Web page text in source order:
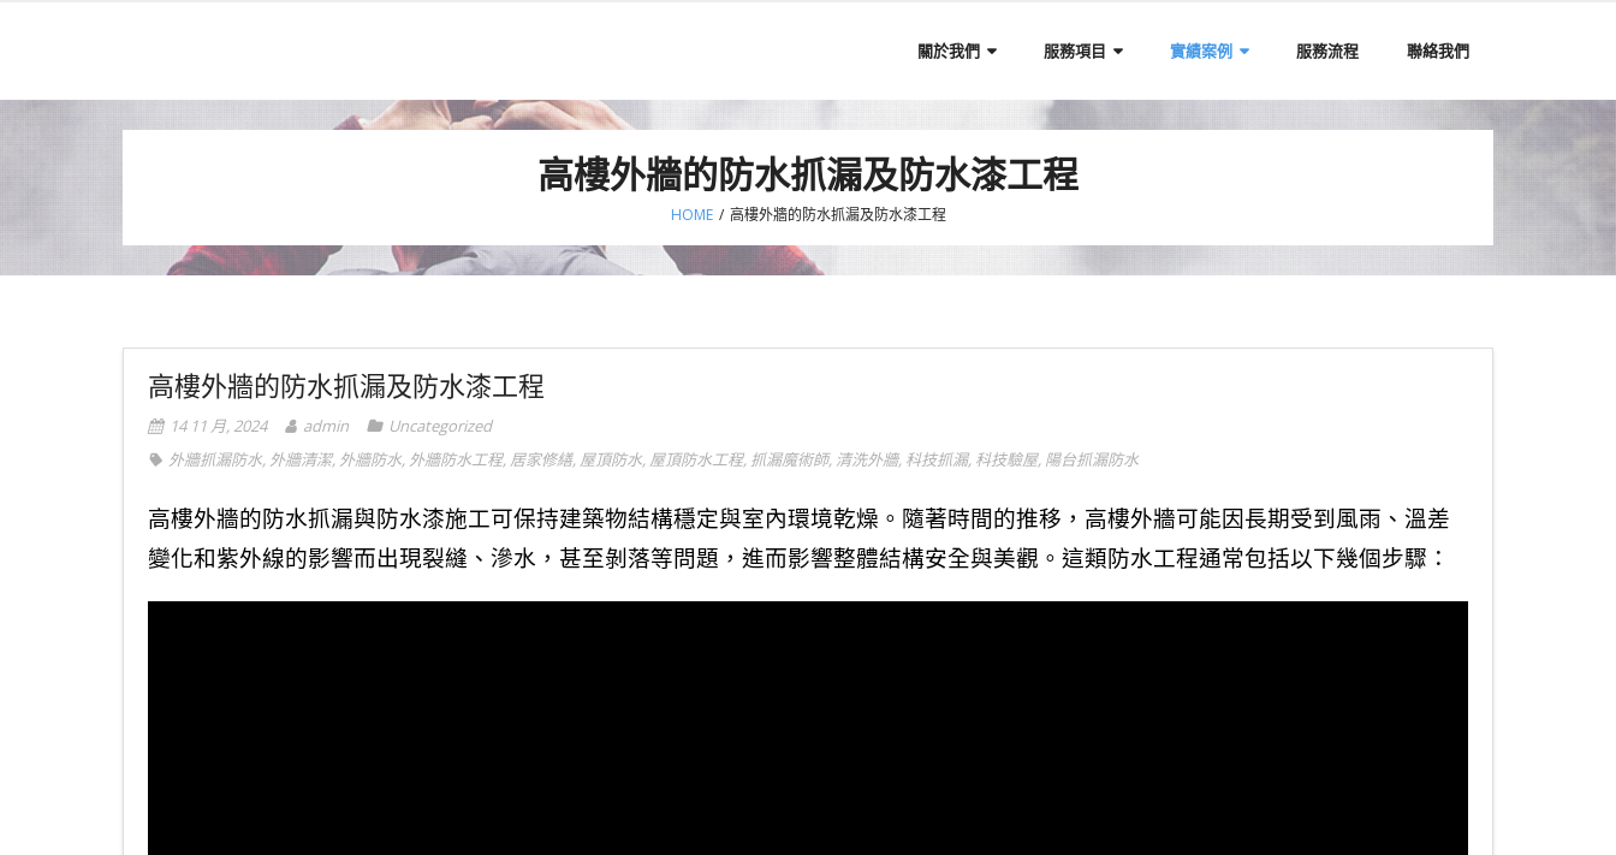
關於我們 服務項目 實績案例 服務流程 聯絡我們
高樓外牆的防水抓漏及防水漆工程
HOME / 高樓外牆的防水抓漏及防水漆工程
高樓外牆的防水抓漏及防水漆工程
14 11 月, 2024 admin
Uncategorized
外牆抓漏防水, 外牆清潔, 外牆防水, 外牆防水工程, 居家修繕, 屋頂防水, 屋頂防水工程, 抓漏魔術師, 清洗外牆, 科技抓漏, 科技驗屋, 陽台抓漏防水
高樓外牆的防水抓漏與防水漆施工可保持建築物結構穩定與室內環境乾燥。隨著時間的推移，高樓外牆可能因長期受到風雨、溫差
變化和紫外線的影響而出現裂縫、滲水，甚至剝落等問題，進而影響整體結構安全與美觀。這類防水工程通常包括以下幾個步驟：